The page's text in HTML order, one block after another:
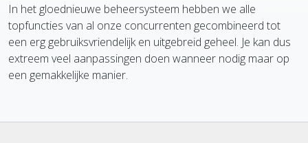
In het gloednieuwe beheersysteem hebben we alle
topfuncties van al onze concurrenten gecombineerd tot
een erg gebruiksvriendelijk en uitgebreid geheel. Je kan dus
extreem veel aanpassingen doen wanneer nodig maar op
een gemakkelijke manier.